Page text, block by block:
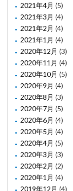
2021年4月 (5)
2021年3月 (4)
2021年2月 (4)
2021年1月 (4)
2020年12月 (3)
2020年11月 (4)
2020年10月 (5)
2020年9月 (4)
2020年8月 (3)
2020年7月 (5)
2020年6月 (4)
2020年5月 (4)
2020年4月 (5)
2020年3月 (3)
2020年2月 (2)
2020年1月 (4)
2019年12月 (4)